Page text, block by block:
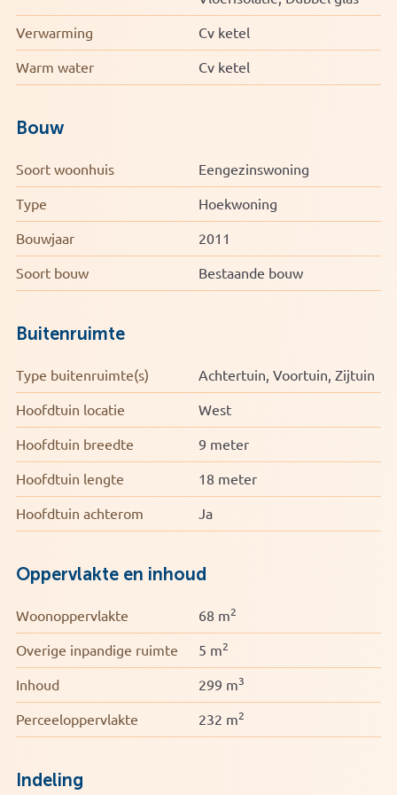
Verwarming Cv ketel
Warm water Cv ketel
Bouw
Soort woonhuis Eengezinswoning
Type Hoekwoning
Bouwjaar 2011
Soort bouw Bestaande bouw
Buitenruimte
Type buitenruimte(s) Achtertuin, Voortuin, Zijtuin
Hoofdtuin locatie West
Hoofdtuin breedte 9 meter
Hoofdtuin lengte 18 meter
Hoofdtuin achterom Ja
Oppervlakte en inhoud
Woonoppervlakte 68 m2
Overige inpandige ruimte 5 m2
Inhoud 299 m3
Perceeloppervlakte 232 m2
Indeling